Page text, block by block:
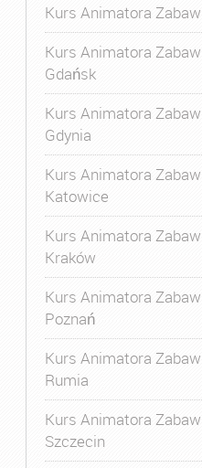
Kurs Animatora
Kurs Animatora
Gdańsk
Kurs Animatora
Gdynia
Kurs Animatora
Katowice
Kurs Animatora
Kraków
Kurs Animatora
Poznań
Kurs Animatora
Rumia
Kurs Animatora
Szczecin